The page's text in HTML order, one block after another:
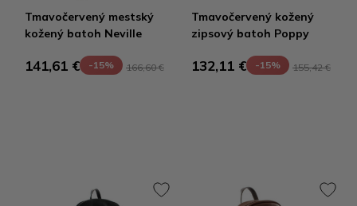
Tmavočervený mestský
kožený batoh Neville
141,61 € -15% 166,60 €
Tmavočervený kožený
zipsový batoh Poppy
132,11 € -15% 155,42 €